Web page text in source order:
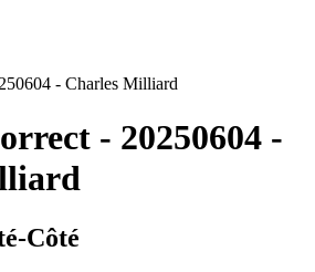
- 20250604 -
Côté